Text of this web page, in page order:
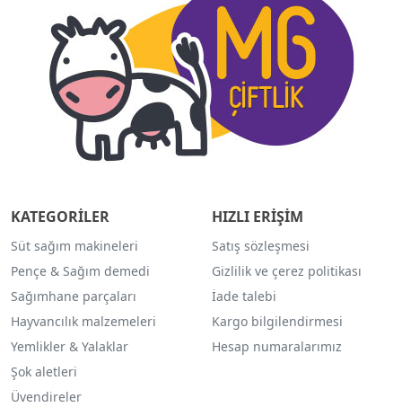
KATEGORİLER
Süt sağım makineleri
Pençe & Sağım demedi
Sağımhane parçaları
Hayvancılık malzemeleri
Yemlikler & Yalaklar
Şok aletleri
Üvendireler
HIZLI ERİŞİM
Satış sözleşmesi
Gizlilik ve çerez politikası
İade talebi
Kargo bilgilendirmesi
Hesap numaralarımız